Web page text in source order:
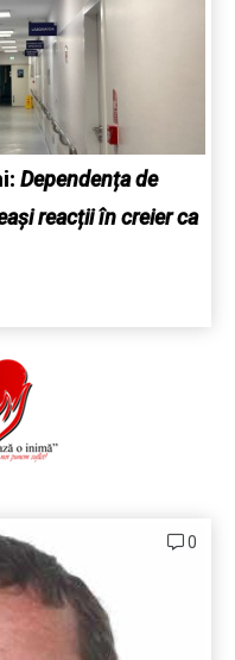
Dependența de
reacții în creier ca
0